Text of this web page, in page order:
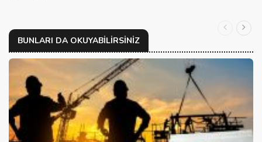
BUNLARI DA OKUYABILIRSINIZ